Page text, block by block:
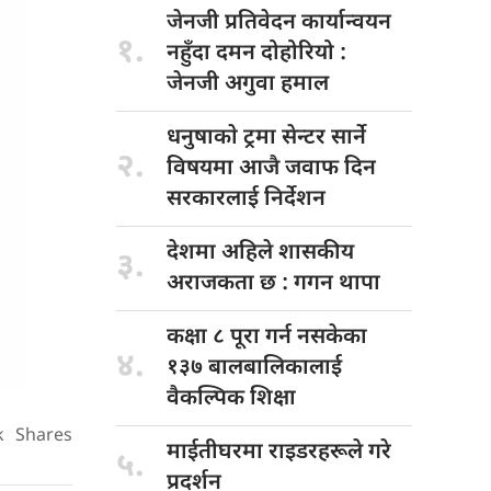
Shares
१.
जेनजी प्रतिवेदनकार्यान्वयन
नहुँदा दमन दोहोरियो :
जेनजी अगुवा हमाल
२.
धनुषाकाे ट्रमासेन्टर सार्ने
विषयमा आजै जवाफ दिन
सरकारलाई निर्देशन
३. देशमा अहिलेशासकीय
अराजकता छ : गगन थापा
४.
कक्षा ८ पूरा गर्न नसकेका
१३७ बालबालिकालाई
वैकल्पिक शिक्षा
५. माईतीघरमा राइडरहरूलेगरे
प्रदर्शन